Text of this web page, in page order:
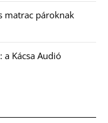
matrac pároknak
a Kácsa Audió